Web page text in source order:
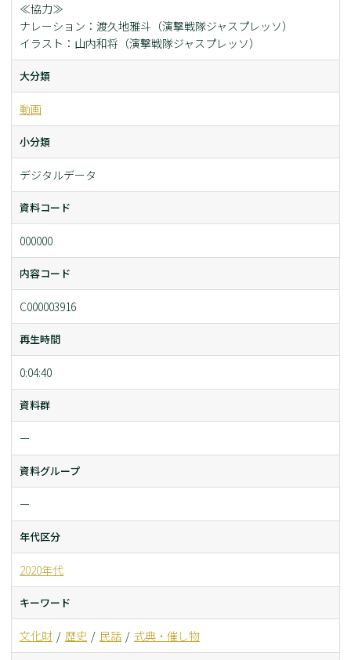
≪協力≫
ナレーション：渡久地雅斗（演撃戦隊ジャスプレッソ）
イラスト：山内和将（演撃戦隊ジャスプレッソ）
大分類
動画
小分類
デジタルデータ
資料コード
000000
内容コード
C000003916
再生時間
0:04:40
資料群
ー
資料グループ
ー
年代区分
2020年代
キーワード
文化財 歴史 民話 式典・催し物